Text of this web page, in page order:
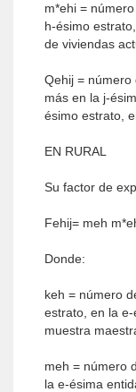
m*ehi =
h-ésimo
de viviendas
Qehij = número
más en la j-
ésimo estrato,
EN RURAL
Su factor de
Fehij= meh
Donde:
keh = número
estrato, en la
muestra
meh = número
la e-ésima